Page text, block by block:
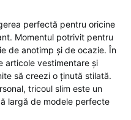
perfectă pentru oricine
Momentul potrivit pentru
de anotimp și de ocazie. În
articole vestimentare și
să creezi o ținută stilată.
tricoul slim este un
largă de modele perfecte